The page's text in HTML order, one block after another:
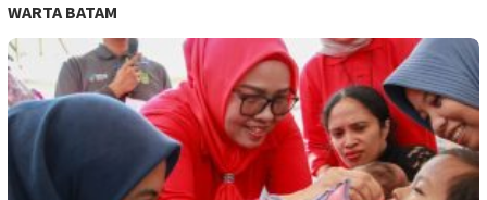
WARTA BATAM